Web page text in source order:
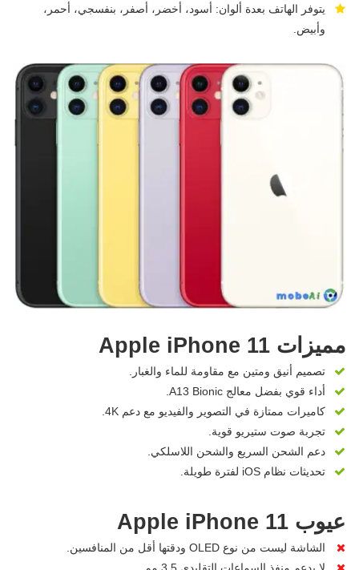
يتوفر الهاتف بعدة ألوان: أسود، أخضر، أصفر، بنفسجي، أحمر،
وأبيض.
مميزات Apple iPhone 11
تصميم أنيق ومتين مع مقاومة للماء والغبار.
أداء قوي بفضل معالج A13 Bionic.
كاميرات ممتازة في التصوير والفيديو مع دعم 4K.
تجربة صوت ستيريو قوية.
دعم الشحن السريع والشحن اللاسلكي.
تحديثات نظام iOS لفترة طويلة.
عيوب Apple iPhone 11
الشاشة ليست من نوع OLED ودقتها أقل من المنافسين.